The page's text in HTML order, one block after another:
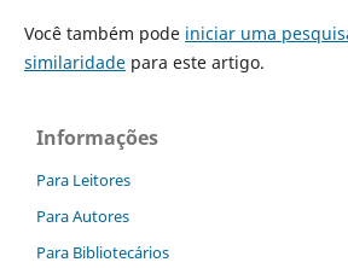
Você também pode iniciar uma
similaridadepara este artigo.
Informações
Para Leitores
Para Autores
Para Bibliotecários